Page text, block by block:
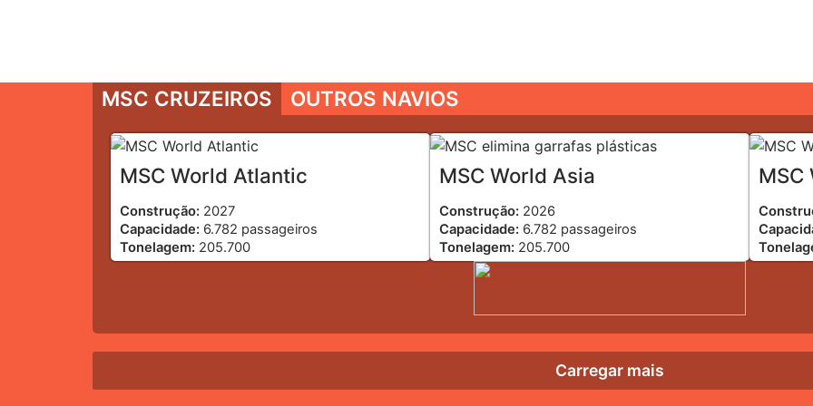
MSC CRUZEIROS OUTROS NAVIOS
MSC World Atlantic
Construção: 2027
Capacidade: 6.782 passageiros
Tonelagem: 205.700
MSC World Asia
Construção: 2026
Capacidade: 6.782 passageiros
Tonelagem: 205.700
MSC
Carregar mais